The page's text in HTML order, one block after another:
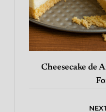
Cheesecake de